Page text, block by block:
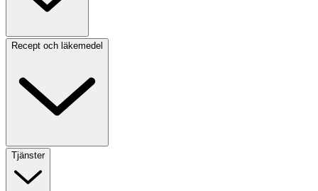
Recept och läkemedel
Tjänster